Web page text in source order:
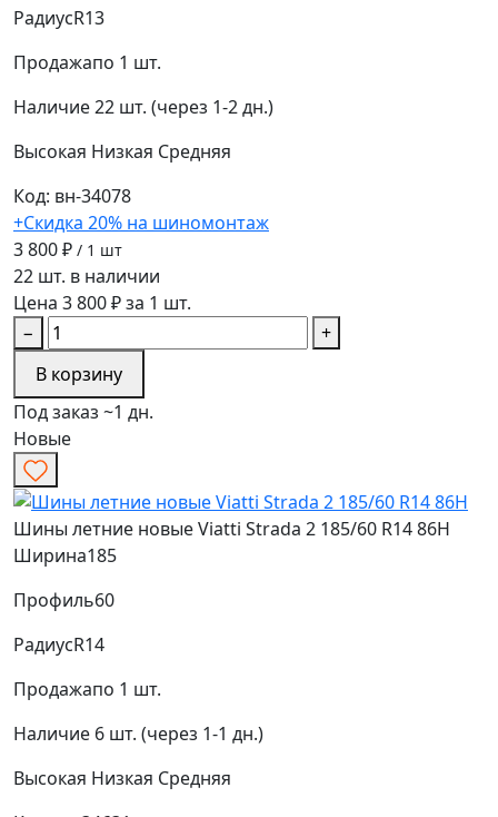
РадиусR13
Продажапо 1 шт.
Наличие22 шт. (через 1-2 дн.)
Высокая Низкая Средняя
Код: вн-34078
+Скидка 20% на шиномонтаж
3 800 ₽ / 1 шт
22 шт. в наличии
Цена 3 800 ₽ за 1 шт.
−
+
В корзину
Под заказ ~1 дн.
Новые
Шины летние новые Viatti Strada 2 185/60 R14 86H
Ширина185
Профиль60
РадиусR14
Продажапо 1 шт.
Наличие 6 шт. (через 1-1 дн.)
Высокая Низкая Средняя